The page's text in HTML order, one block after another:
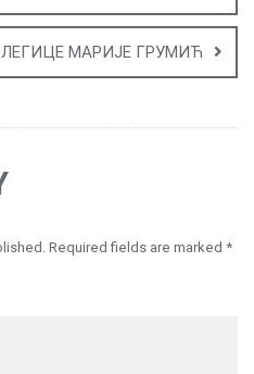
МАРИЈЕ ГРУМИЋ
Required fields are marked *